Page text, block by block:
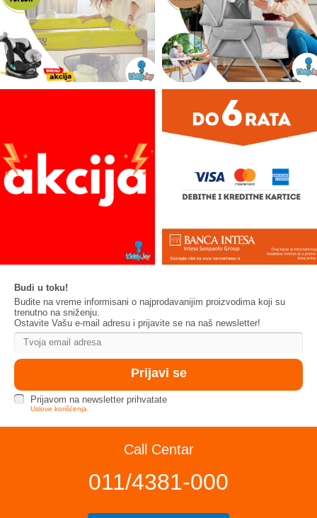
Budi u toku!
Budite na vreme informisani o najprodavanijim proizvodima koji su
trenutno na sniženju.
Ostavite Vašu e-mail adresu i prijavite se na naš newsletter!
Prijavom na newsletter prihvatate
Uslove korišćenja
Call Centar
011/4381-000